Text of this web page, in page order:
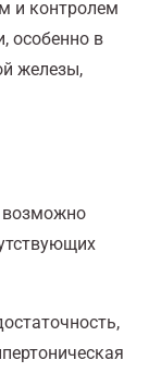
и контролем
особенно в
железы,
возможно